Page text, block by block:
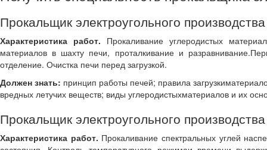
Прокальщик электроугольного производства
Характеристика работ. Прокаливание углеродистых
материалов в шахту печи, проталкивание и
отделение. Очистка печи перед загрузкой.
Должен знать: принцип работы печей; правила
вредных летучих веществ; виды углеродистыхматериалов и их
Прокальщик электроугольного
Характеристика работ. Прокаливание спектральных углей